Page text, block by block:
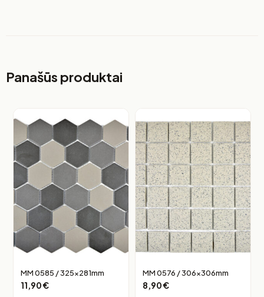
Panašūs produktai
MM 0585 / 325x281mm
11,90€
MM 0576 / 306x306mm
8,90€